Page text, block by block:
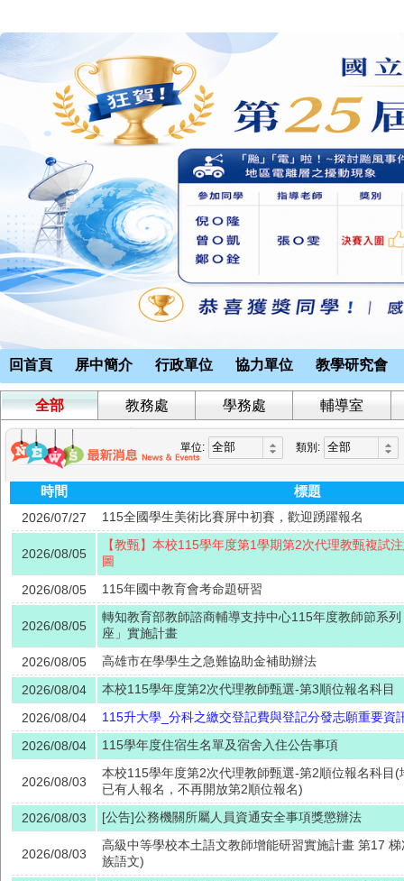
回首頁 屏中簡介 行政單位 協力單位 教學研究會
全部 教務處 學務處 輔導室
單位: 類別:
時間 標題
2026/07/27 115全國學生美術比賽屏中初賽，歡迎踴躍報名
2026/08/05
【教甄】本校115學年度第1學期第2次代理教甄複試
圖
2026/08/05
115年國中教育會考命題研習
2026/08/05
轉知教育部教師諮商輔導支持中心115年度教師節系
座」實施計畫
2026/08/05
高雄市在學學生之急難協助金補助辦法
2026/08/04
本校115學年度第2次代理教師甄選-第3順位報名科目
2026/08/04
115升大學_分科之繳交登記費與登記分發志願重要資
2026/08/04
115學年度住宿生名單及宿舍入住公告事項
2026/08/03
本校115學年度第2次代理教師甄選-第2順位報名科目(
已有人報名，不再開放第2順位報名)
2026/08/03
[公告]公務機關所屬人員資通安全事項獎懲辦法
2026/08/03
高級中等學校本土語文教師增能研習實施計畫 第17
族語文)